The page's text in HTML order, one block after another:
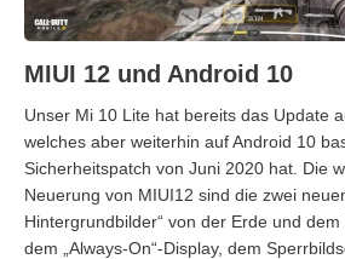
MIUI 12 und Android 10
Unser Mi 10 Lite hat bereits das Update
welches aber weiterhin auf Android 10
Sicherheitspatch von Juni 2020 hat. Die
Neuerung von MIUI12 sind die zwei
Hintergrundbilder“ von der Erde und
dem „Always-On“-Display, dem